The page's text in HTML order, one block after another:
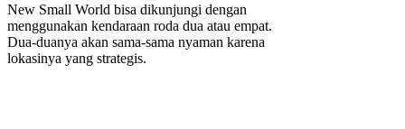
New Small World bisa dikunjungi dengan
menggunakan kendaraan roda dua atau empat.
Dua-duanya akan sama-sama nyaman karena
lokasinya yang strategis.